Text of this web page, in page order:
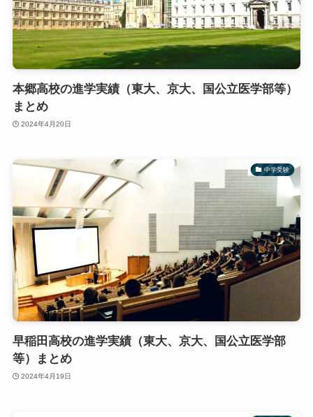
本郷高校の進学実績（東大、京大、国公立医学部等）
まとめ
2024年4月20日
中学受験
早稲田高校の進学実績（東大、京大、国公立医学部
等）まとめ
2024年4月19日